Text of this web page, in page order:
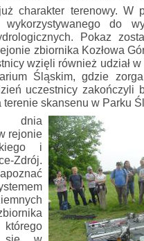
charakter terenowy. W
do
Pokaz
zbiornika Kozłowa
wzięli również udział
Śląskim, gdzie
uczestnicy zakończyli
skansenu w Parku
dnia
rejonie
i
Zdrój.